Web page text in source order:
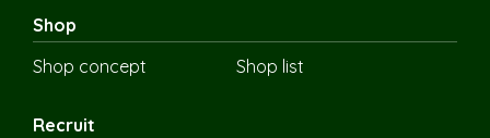
Shop
Shop concept
Shop list
Recruit